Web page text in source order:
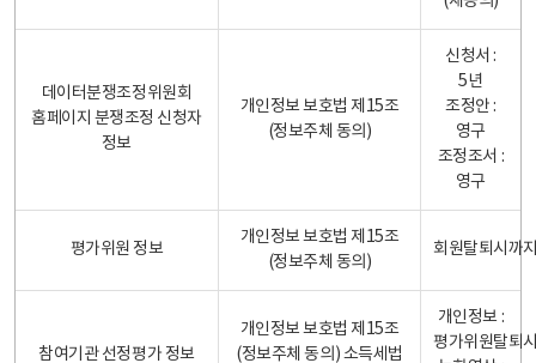
데이터분쟁조정위원회
홈페이지 분쟁조정 신청자
정보
개인정보 보호법 제15조
(정보주체 동의)
신청서 :
5년
조정안 :
영구
조정조서 :
영구
평가위원 정보
개인정보 보호법 제15조
(정보주체 동의)
회원탈퇴시까
참여기관 선정평가 정보
개인정보 보호법 제15조
(정보주체 동의) 소득세법
개인정보 :
평가위원탈퇴